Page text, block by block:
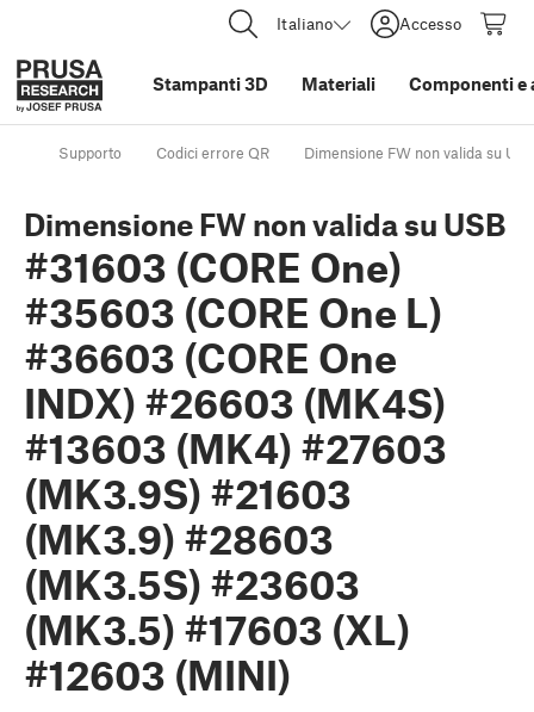
Italiano Accesso
Stampanti 3D Materiali Componenti e
Supporto Codici errore QR Dimensione FW non valida su
Dimensione FW non valida su USB
#31603 (CORE One)
#35603 (CORE One L)
#36603 (CORE One
INDX) #26603 (MK4S)
#13603 (MK4) #27603
(MK3.9S) #21603
(MK3.9) #28603
(MK3.5S) #23603
(MK3.5) #17603 (XL)
#12603 (MINI)